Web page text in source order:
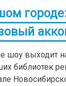
шоу выходит
библиотек